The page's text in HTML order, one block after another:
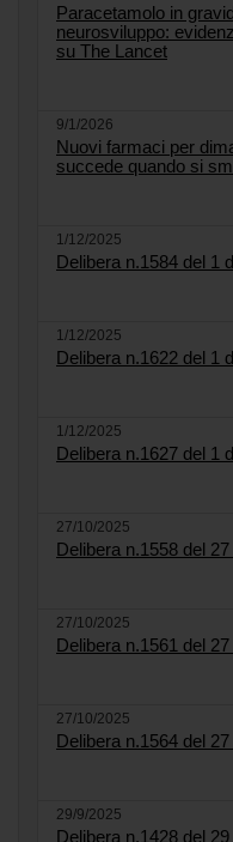
Paracetamolo in
neurosviluppo:
su The Lancet
9/1/2026
Nuovi farmaci per
succede quando si
1/12/2025
Delibera n.1584 del 1
1/12/2025
Delibera n.1622 del 1
1/12/2025
Delibera n.1627 del 1
27/10/2025
Delibera n.1558 del
27/10/2025
Delibera n.1561 del
27/10/2025
Delibera n.1564 del
29/9/2025
Delibera n.1428 del